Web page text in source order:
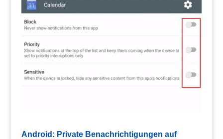
Android: Private Benachrichtigungen auf